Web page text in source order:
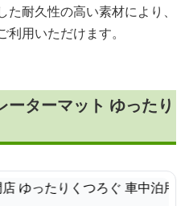
耐久性の高い素材により、
用いただけます。
ターマット ゆったり